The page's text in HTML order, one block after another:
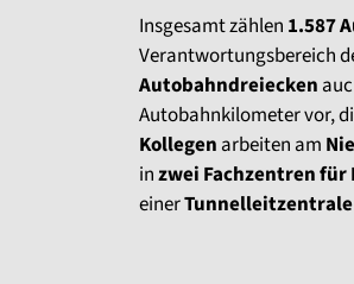
Insgesamt zählen 1.587
Verantwortungsbereich
Autobahndreiecken
Autobahnkilometer vor,
Kollegen arbeiten am
inzwei Fachzentren
einer